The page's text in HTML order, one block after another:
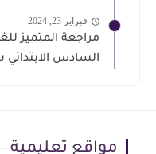
فبراير 23, 2024
السادس
مواقع تعليمية